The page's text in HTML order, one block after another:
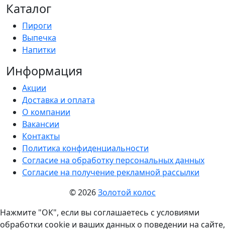
Каталог
Пироги
Выпечка
Напитки
Информация
Акции
Доставка и оплата
О компании
Вакансии
Контакты
Политика конфиденциальности
Согласие на обработку персональных данных
Согласие на получение рекламной рассылки
© 2026Золотой колос
Нажмите "ОК", если вы соглашаетесь с условиями
обработки cookie и ваших данных о поведении на сайте,